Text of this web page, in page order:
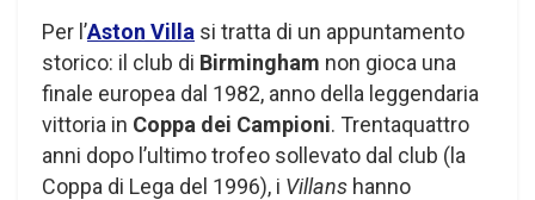
Per l’Aston Villa si tratta di un appuntamento
storico: il club di Birmingham non gioca una
finale europea dal 1982, anno della leggendaria
vittoria in Coppa dei Campioni. Trentaquattro
anni dopo l’ultimo trofeo sollevato dal club (la
Coppa di Lega del 1996), i Villans hanno